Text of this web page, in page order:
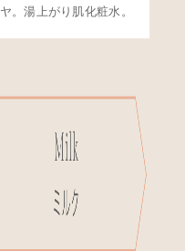
ヤ。湯上がり肌化粧水。